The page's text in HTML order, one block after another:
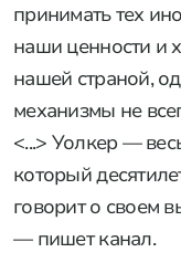
принимать тех
наши ценности и
нашей страной,
механизмы не
<...> Уолкер —
который
говорит о своем
— пишет канал.